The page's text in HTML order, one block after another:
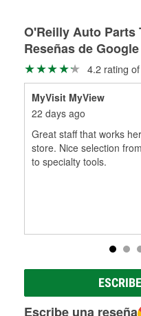
O'Reilly Auto Parts
Reseñas de Google
4.2 rating
MyVisit MyView
22 days ago
Great staff that works
store. Nice selection
to specialty tools.
Escribe una reseña